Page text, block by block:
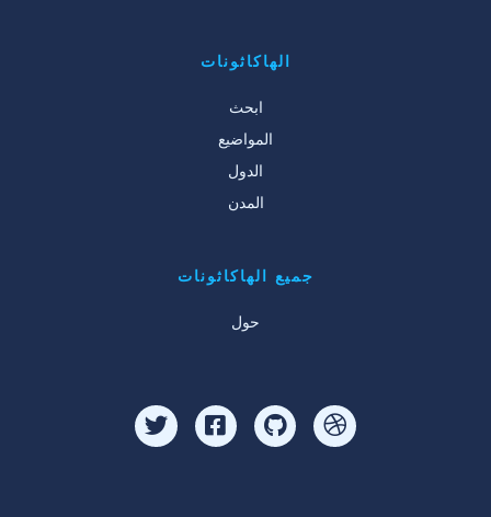
الهاكاثونات
ابحث
المواضيع
الدول
المدن
جميع الهاكاثونات
حول